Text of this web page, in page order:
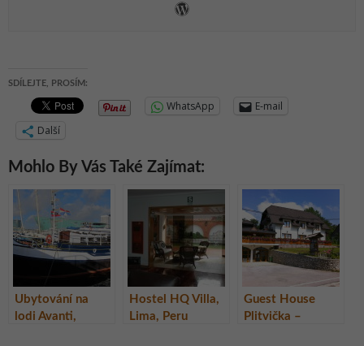
SDÍLEJTE, PROSÍM:
WhatsApp
E-mail
Další
Mohlo By Vás Také Zajímat:
Ubytování na
lodi Avanti,
Hostel HQ Villa,
Lima, Peru
Guest House
Plitvička –